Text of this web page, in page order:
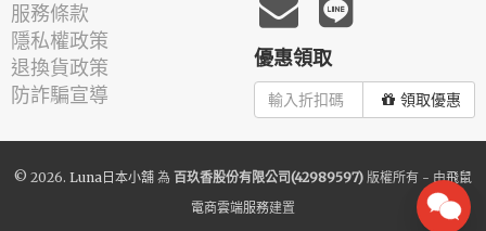
服務條款
隱私權政策
退換貨政策
防詐騙宣導
優惠領取
領取優惠
© 2026. Luna日本小舖 為 百玖香股份有限公司(42989597) 版權所有 - 由飛鼠
電商雲端服務建置